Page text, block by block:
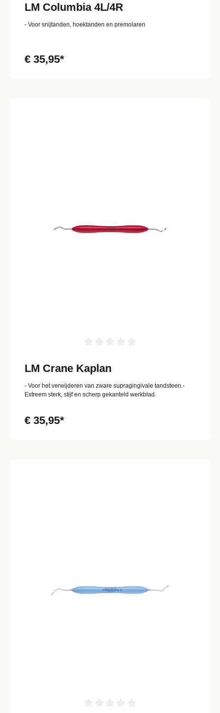
LM Columbia 4L/4R
- Voor snijtanden, hoektanden en premolaren
€ 35,95*
LM Crane Kaplan
- Voor het verwijderen van zware supragingivale tandsteen.-
Extreem sterk, stijf en scherp gekanteld werkblad.
€ 35,95*